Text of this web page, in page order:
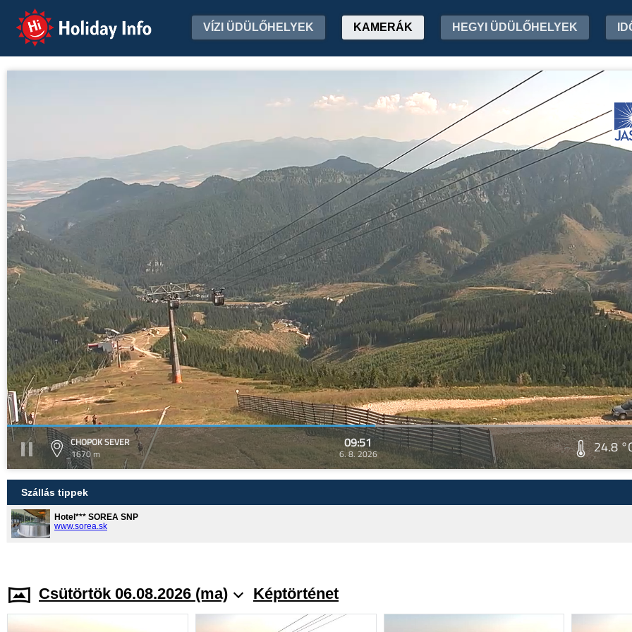
Holiday Info VÍZI ÜDÜLŐHELYEK KAMERÁK HEGYI ÜDÜLŐHELYEK
CHOPOK SEVER
1670 m
09:51
6. 8. 2026 24.8
Szállás tippek
Hotel*** SOREA SNP
www.sorea.sk
Csütörtök 06.08.2026 (ma) Képtörténet